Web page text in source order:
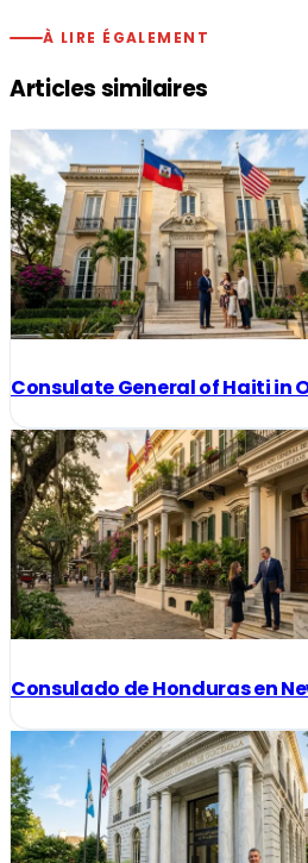
À LIRE ÉGALEMENT
Articles similaires
Consulate General of Haiti in
Consulado de Honduras en